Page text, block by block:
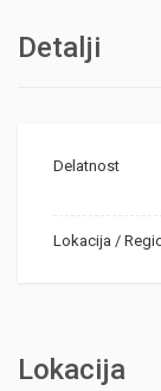
Detalji
Delatnost
Lokacija /
Lokacija